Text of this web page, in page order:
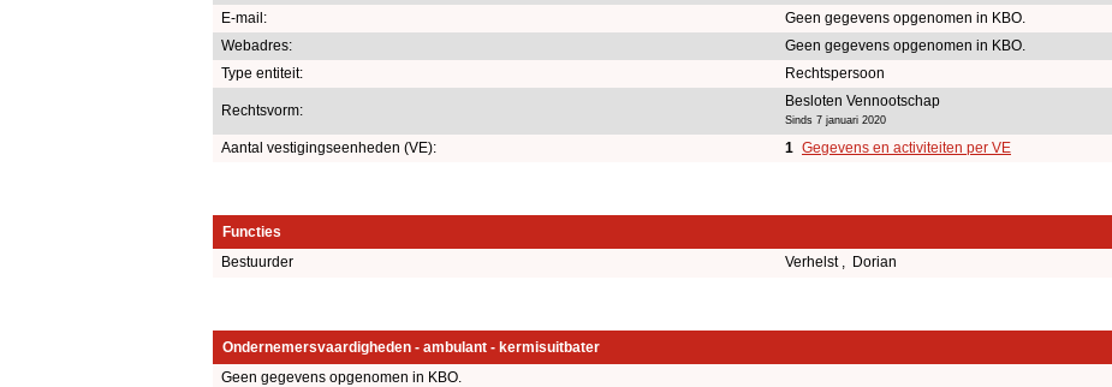
E-mail:
Geen gegevens opgenomen in KBO.
Webadres:
Geen gegevens opgenomen in KBO.
Type entiteit:
Rechtspersoon
Rechtsvorm:
Besloten Vennootschap
Sinds 7 januari 2020
Aantal vestigingseenheden (VE): 1 Gegevens en activiteiten per VE
Functies
Bestuurder
Verhelst , Dorian
Ondernemersvaardigheden - ambulant - kermisuitbater
Geen gegevens opgenomen in KBO.